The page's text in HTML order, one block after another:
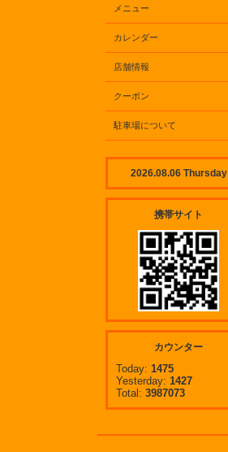
メニュー
カレンダー
店舗情報
クーポン
駐車場について
2026.08.06 Thursday
携帯サイト
カウンター
Today: 1475
Yesterday: 1427
Total: 3987073